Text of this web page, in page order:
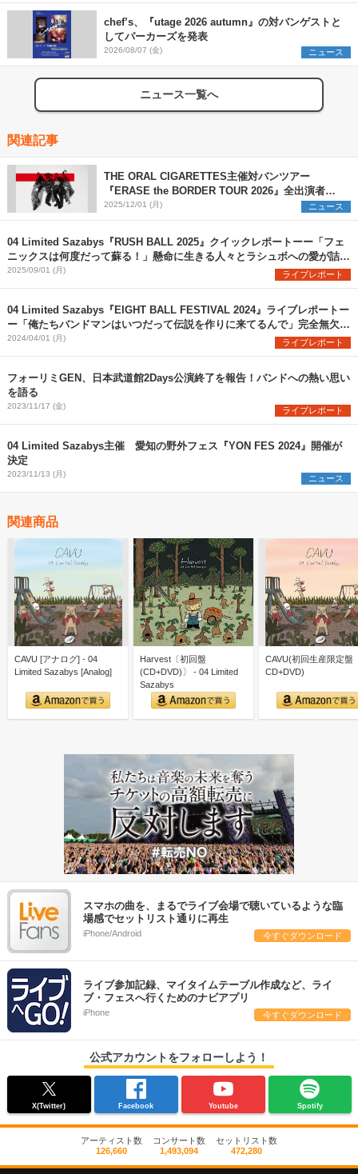
chef’s、『utage 2026 autumn』の対バンゲストと
してパーカーズを発表
2026/08/07 (金) ニュース
ニュース一覧へ
関連記事
THE ORAL CIGARETTES主催対バンツアー
『ERASE the BORDER TOUR 2026』全出演者を
解禁 TK from 凛として時雨ら3組の参加を新たに発
表
2025/12/01 (月) ニュース
04 Limited Sazabys『RUSH BALL 2025』クイックレポートーー「フェ
ニックスは何度だって蘇る！」懸命に生きる人々とラシュボへの愛が詰ま
った珠玉のステージ
2025/09/01 (月) ライブレポート
04 Limited Sazabys『EIGHT BALL FESTIVAL 2024』ライブレポートー
ー「俺たちバンドマンはいつだって伝説を作りに来てるんで」完全無欠の
フォーリミここに在り
2024/04/01 (月) ライブレポート
フォーリミGEN、日本武道館2Days公演終了を報告！バンドへの熱い思い
を語る
2023/11/17 (金) ライブレポート
04 Limited Sazabys主催 愛知の野外フェス『YON FES 2024』開催が
決定
2023/11/13 (月) ニュース
関連商品
CAVU [アナログ] - 04
Limited Sazabys [Analog]
Harvest〔初回盤
(CD+DVD)〕 - 04 Limited
Sazabys
CAVU(初回生産限定盤
CD+DVD)
スマホの曲を、まるでライブ会場で聴いているような臨
場感でセットリスト通りに再生
iPhone/Android 今すぐダウンロード
ライブ参加記録、マイタイムテーブル作成など、ライ
ブ・フェスへ行くためのナビアプリ
iPhone 今すぐダウンロード
公式アカウントをフォローしよう！
X(Twitter) Facebook Youtube Spotify
アーティスト数
126,660
コンサート数
1,493,094
セットリスト数
472,280